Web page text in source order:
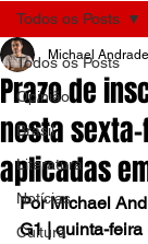
Todos os Posts
Opinião
Brasil
Literatura
Notícias
Cultura
Todos os Posts
Prazo de
nesta
aplicadas
Michael Andrade
Por Michael
G1 | quinta-feira